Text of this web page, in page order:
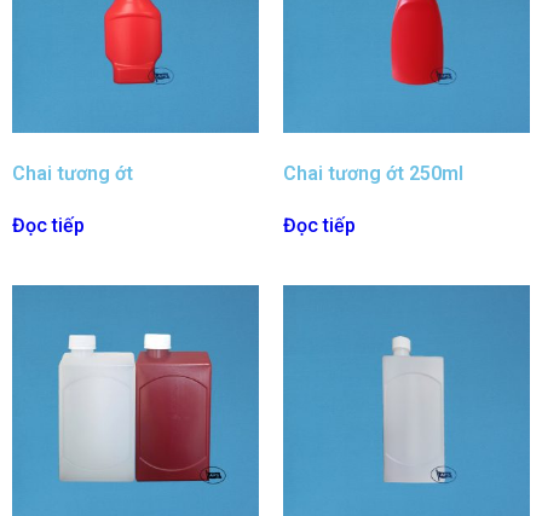
Chai tương ớt
Đọc tiếp
Chai tương ớt 250ml
Đọc tiếp